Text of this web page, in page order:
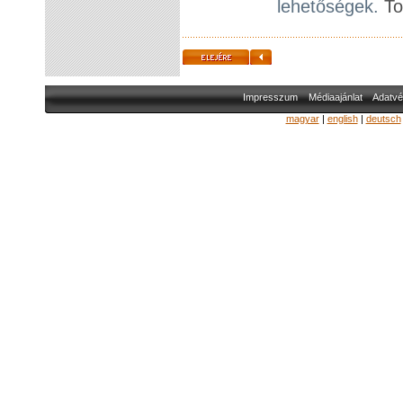
lehetőségek.
Impresszum Médiaajánlat
magyar| english| deutsch